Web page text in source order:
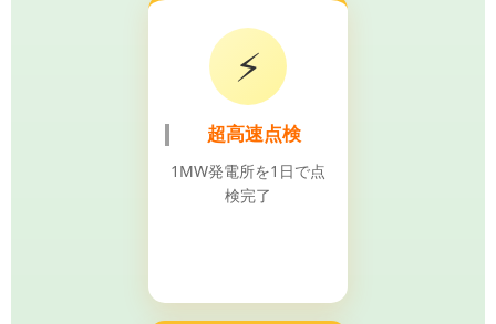
⚡
超高速点検
1MW発電所を1日で点
検完了